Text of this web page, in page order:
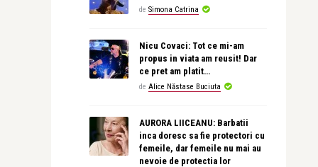
de Simona Catrina
Nicu Covaci: Tot ce mi-am
propus in viata am reusit! Dar
ce pret am platit…
de Alice Năstase Buciuta
AURORA LIICEANU: Barbatii
inca doresc sa fie protectori cu
femeile, dar femeile nu mai au
nevoie de protectia lor